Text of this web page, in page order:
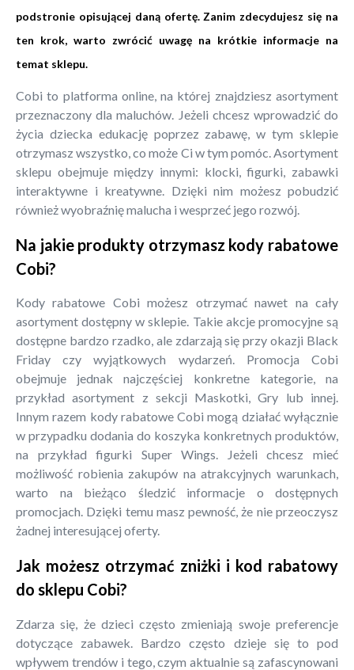
podstronie opisującej daną ofertę. Zanim zdecydujesz się na
ten krok, warto zwrócić uwagę na krótkie informacje na
temat sklepu.
Cobi to platforma online, na której znajdziesz asortyment
przeznaczony dla maluchów. Jeżeli chcesz wprowadzić do
życia dziecka edukację poprzez zabawę, w tym sklepie
otrzymasz wszystko, co może Ci w tym pomóc. Asortyment
sklepu obejmuje między innymi: klocki, figurki, zabawki
interaktywne i kreatywne. Dzięki nim możesz pobudzić
również wyobraźnię malucha i wesprzeć jego rozwój.
Na jakie produkty otrzymasz kody rabatowe
Cobi?
Kody rabatowe Cobi możesz otrzymać nawet na cały
asortyment dostępny w sklepie. Takie akcje promocyjne są
dostępne bardzo rzadko, ale zdarzają się przy okazji Black
Friday czy wyjątkowych wydarzeń. Promocja Cobi
obejmuje jednak najczęściej konkretne kategorie, na
przykład asortyment z sekcji Maskotki, Gry lub innej.
Innym razem kody rabatowe Cobi mogą działać wyłącznie
w przypadku dodania do koszyka konkretnych produktów,
na przykład figurki Super Wings. Jeżeli chcesz mieć
możliwość robienia zakupów na atrakcyjnych warunkach,
warto na bieżąco śledzić informacje o dostępnych
promocjach. Dzięki temu masz pewność, że nie przeoczysz
żadnej interesującej oferty.
Jak możesz otrzymać zniżki i kod rabatowy
do sklepu Cobi?
Zdarza się, że dzieci często zmieniają swoje preferencje
dotyczące zabawek. Bardzo często dzieje się to pod
wpływem trendów i tego, czym aktualnie są zafascynowani